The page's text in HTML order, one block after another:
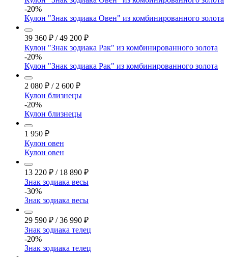
-20%
Кулон "Знак зодиака Овен" из комбинированного золота
39 360 ₽ / 49 200 ₽
Кулон "Знак зодиака Рак" из комбинированного золота
-20%
Кулон "Знак зодиака Рак" из комбинированного золота
2 080 ₽ / 2 600 ₽
Кулон близнецы
-20%
Кулон близнецы
1 950 ₽
Кулон овен
Кулон овен
13 220 ₽ / 18 890 ₽
Знак зодиака весы
-30%
Знак зодиака весы
29 590 ₽ / 36 990 ₽
Знак зодиака телец
-20%
Знак зодиака телец